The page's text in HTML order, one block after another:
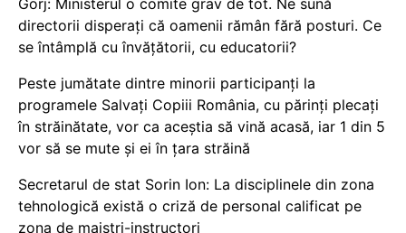
Gorj: Ministerul o comite grav de tot. Ne sună
directorii disperați că oamenii rămân fără posturi. Ce
se întâmplă cu învățătorii, cu educatorii?
Peste jumătate dintre minorii participanți la
programele Salvați Copiii România, cu părinți plecați
în străinătate, vor ca aceștia să vină acasă, iar 1 din 5
vor să se mute și ei în țara străină
Secretarul de stat Sorin Ion: La disciplinele din zona
tehnologică există o criză de personal calificat pe
zona de maiștri-instructori